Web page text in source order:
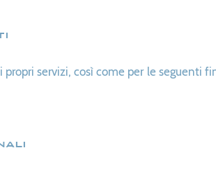
servizi, così come per le